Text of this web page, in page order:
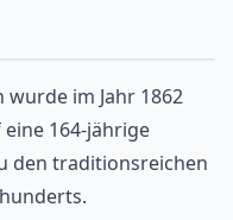
im Jahr 1862
164-jährige
den traditionsreichen